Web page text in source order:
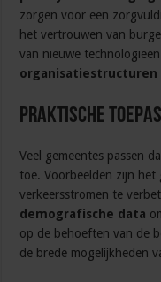
zorgen voor een
het vertrouwen van
van nieuwe
organisatiestructuren
Praktische
Veel gemeentes passen
toe. Voorbeelden zijn
verkeersstromen te
demografische data
op de behoeften van de
de brede mogelijkheden